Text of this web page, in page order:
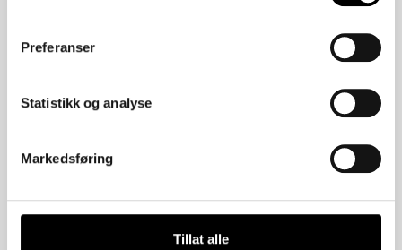
de data som du gir ditt samtykke til, med unntak av
nødvendige informasjonskapsler som må være til stede
for at vitale funksjoner på nettsiden skal kunne fungere.
Preferanser
Statistikk og analyse
Markedsføring
Tillat alle
Send e-post